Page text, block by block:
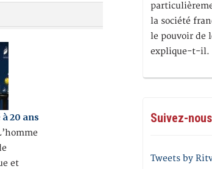
20 ans
et
la société
le pouvoir de
explique-t-il.
Suivez-
Tweets by